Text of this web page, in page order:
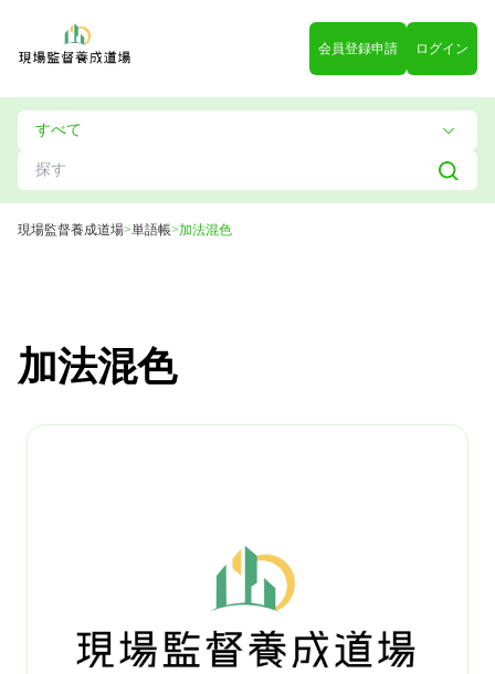
会員登録申請 ログイン
現場監督養成道場>単語帳>加法混色
加法混色